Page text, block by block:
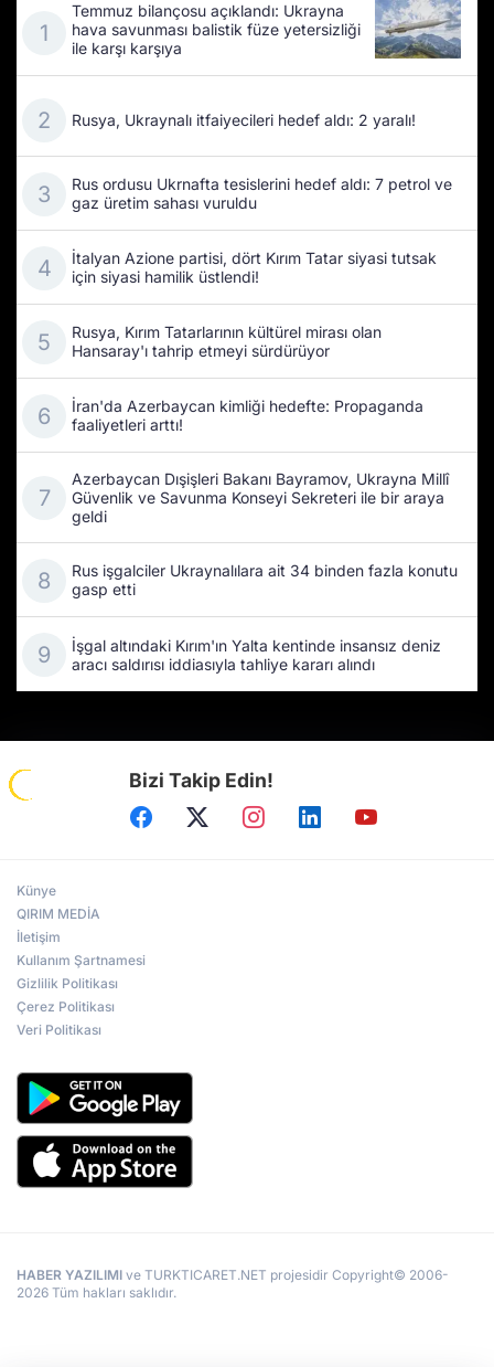
Temmuz bilançosu açıklandı: Ukrayna
hava savunması balistik füze yetersizliği
ile karşı karşıya
Rusya, Ukraynalı itfaiyecileri hedef aldı: 2 yaralı!
Rus ordusu Ukrnafta tesislerini hedef aldı: 7 petrol ve
gaz üretim sahası vuruldu
İtalyan Azione partisi, dört Kırım Tatar siyasi tutsak
için siyasi hamilik üstlendi!
Rusya, Kırım Tatarlarının kültürel mirası olan
Hansaray'ı tahrip etmeyi sürdürüyor
İran'da Azerbaycan kimliği hedefte: Propaganda
faaliyetleri arttı!
Azerbaycan Dışişleri Bakanı Bayramov, Ukrayna Millî
Güvenlik ve Savunma Konseyi Sekreteri ile bir araya
geldi
Rus işgalciler Ukraynalılara ait 34 binden fazla konutu
gasp etti
İşgal altındaki Kırım'ın Yalta kentinde insansız deniz
aracı saldırısı iddiasıyla tahliye kararı alındı
Bizi Takip Edin!
Künye
QIRIM MEDİA
İletişim
Kullanım Şartnamesi
Gizlilik Politikası
Çerez Politikası
Veri Politikası
HABER YAZILIMI ve TURKTICARET.NET projesidir Copyright© 2006-
2026 Tüm hakları saklıdır.